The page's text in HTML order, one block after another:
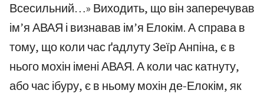
Всесильний…» Виходить, що він заперечував
ім’я АВАЯ і визнавав ім’я Елокім. А справа в
тому, що коли час ґадлуту Зеїр Анпіна, є в
нього мохін імені АВАЯ. А коли час катнуту,
або час ібуру, є в ньому мохін де-Елокім, як